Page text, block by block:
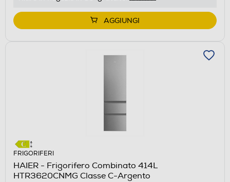
AGGIUNGI
FRIGORIFERI
HAIER - Frigorifero Combinato 414L
HTR3620CNMG Classe C-Argento